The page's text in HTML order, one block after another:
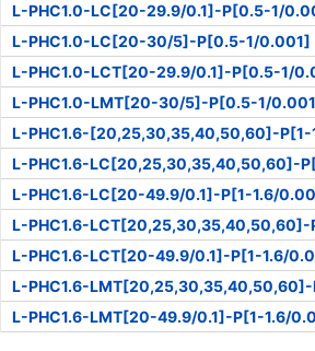
L-PHC1.0-LC[20-29.9/0.1]-P[0.5-1/
L-PHC1.0-LC[20-30/5]-P[0.5-1/0.001]
L-PHC1.0-LCT[20-29.9/0.1]-P[0.5-1/
L-PHC1.0-LMT[20-30/5]-P[0.5-1/
L-PHC1.6-[20,25,30,35,40,50,60]-P[1-
L-PHC1.6-LC[20,25,30,35,40,50,60]-
L-PHC1.6-LC[20-49.9/0.1]-P[1-1.6/
L-PHC1.6-LCT[20,25,30,35,40,50,60]-
L-PHC1.6-LCT[20-49.9/0.1]-P[1-1.6/
L-PHC1.6-
L-PHC1.6-LMT[20-49.9/0.1]-P[1-1.6/